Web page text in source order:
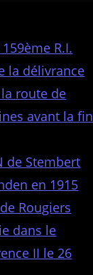
R.I.
la délivrance
route de
avant la fin
de Stembert
en 1915
Rougiers
dans le
II le 26